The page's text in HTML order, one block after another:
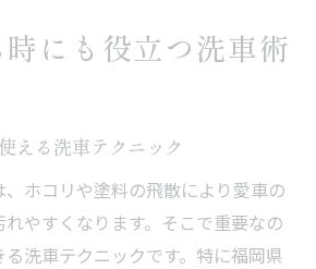
時にも役立つ洗車術
える洗車テクニック
、ホコリや塗料の飛散により愛車の
やすくなります。そこで重要なの
洗車テクニックです。特に福岡県